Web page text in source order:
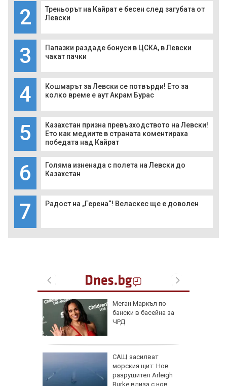
2
Треньорът на Кайрат е бесен след загубата от
Левски
3
Папазки раздаде бонуси в ЦСКА, в Левски
чакат пачки
4
Кошмарът за Левски се потвърди! Ето за
колко време е аут Акрам Бурас
5
Казахстан призна превъзходството на Левски!
Ето как медиите в страната коментираха
победата над Кайрат
6
Голяма изненада с полета на Левски до
Казахстан
7 Радост на „Герена“! Веласкес ще е доволен
Меган Маркъл по
бански в басейна за
ЧРД
САЩ засилват
морския щит: Нов
разрушител Arleigh
Burke влиза с нов